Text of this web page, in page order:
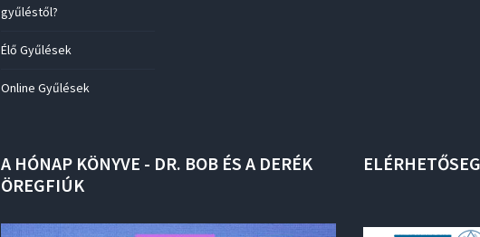
gyűléstől?
Élő Gyűlések
Online Gyűlések
A HÓNAP KÖNYVE - DR. BOB ÉS A DERÉK
ÖREGFIÚK